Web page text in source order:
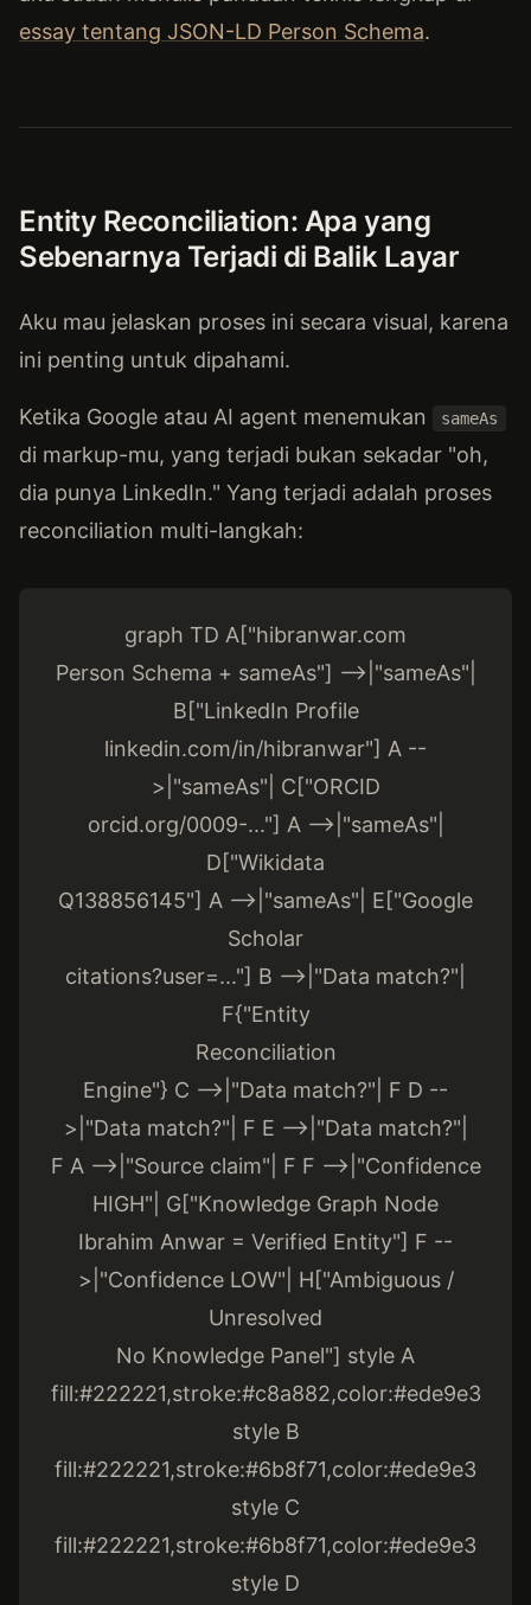
essay tentang JSON-LD Person Schema.
Entity Reconciliation: Apa yang
Sebenarnya Terjadi di Balik Layar
Aku mau jelaskan proses ini secara visual, karena
ini penting untuk dipahami.
Ketika Google atau AI agent menemukan sameAs
di markup-mu, yang terjadi bukan sekadar "oh,
dia punya LinkedIn." Yang terjadi adalah proses
reconciliation multi-langkah:
graph TD A["hibranwar.com
Person Schema + sameAs"] -->|"sameAs"|
B["LinkedIn Profile
linkedin.com/in/hibranwar"] A --
>|"sameAs"| C["ORCID
orcid.org/0009-..."] A -->|"sameAs"|
D["Wikidata
Q138856145"] A -->|"sameAs"| E["Google
Scholar
citations?user=..."] B -->|"Data match?"|
F{"Entity
Reconciliation
Engine"} C -->|"Data match?"| F D --
>|"Data match?"| F E -->|"Data match?"|
F A -->|"Source claim"| F F -->|"Confidence
HIGH"| G["Knowledge Graph Node
Ibrahim Anwar = Verified Entity"] F --
>|"Confidence LOW"| H["Ambiguous /
Unresolved
No Knowledge Panel"] style A
fill:#222221,stroke:#c8a882,color:#ede9e3
style B
fill:#222221,stroke:#6b8f71,color:#ede9e3
style C
fill:#222221,stroke:#6b8f71,color:#ede9e3
style D